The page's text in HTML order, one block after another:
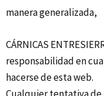
manera generalizada,
CÁRNICAS
responsabilidad en
hacerse de esta web.